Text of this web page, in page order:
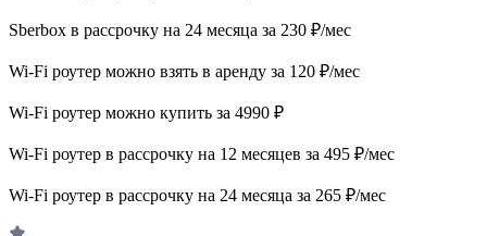
Sberbox в рассрочку на 24 месяца за 230 ₽/мес
Wi-Fi роутер можно взять в аренду за 120 ₽/мес
Wi-Fi роутер можно купить за 4990 ₽
Wi-Fi роутер в рассрочку на 12 месяцев за 495 ₽/мес
Wi-Fi роутер в рассрочку на 24 месяца за 265 ₽/мес